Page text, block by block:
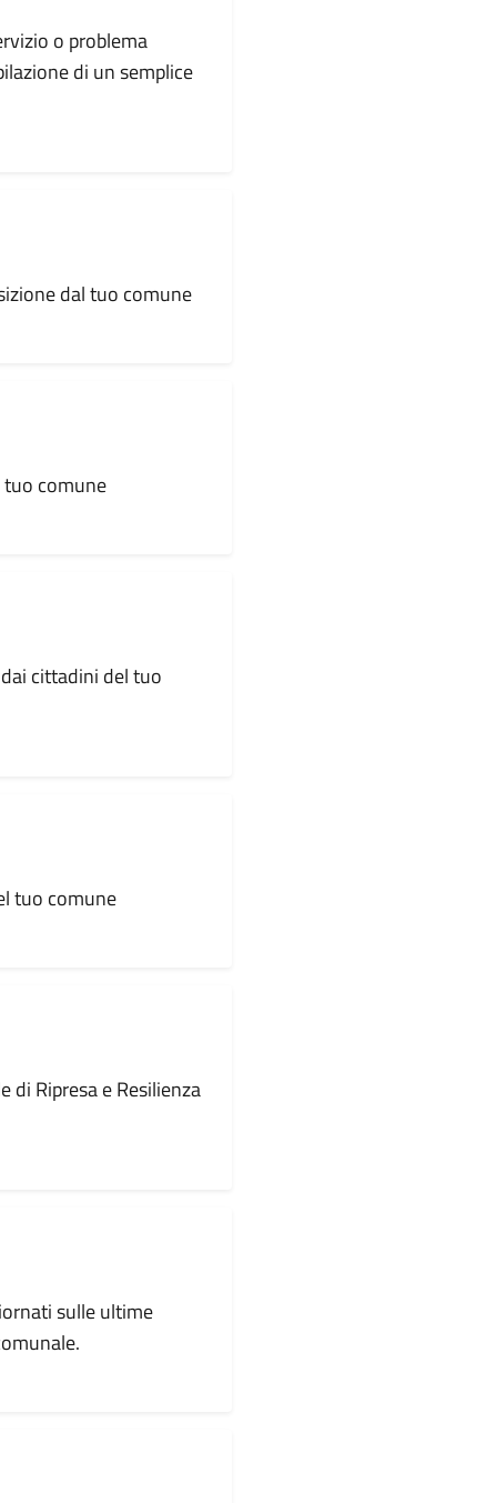
o problema
di un semplice
dal tuo comune
tuo comune
cittadini del tuo
tuo comune
Ripresa e Resilienza
sulle ultime